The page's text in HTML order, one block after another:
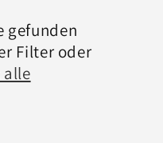
gefunden
Filter oder
alle